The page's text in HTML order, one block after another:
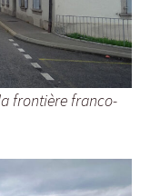
frontière franco-